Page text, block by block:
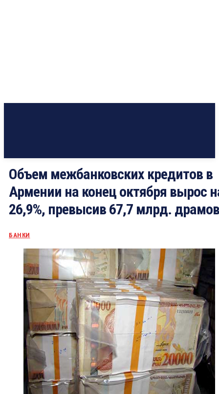
Объем межбанковских кредитов в
Армении на конец октября вырос
26,9%, превысив 67,7 млрд. драмов
БАНКИ